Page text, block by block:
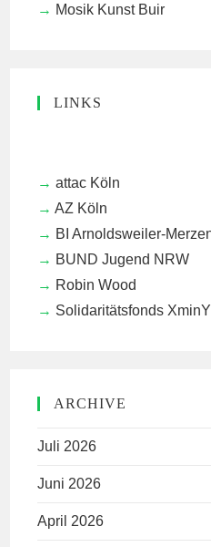
Mosik Kunst Buir
LINKS
attac Köln
AZ Köln
BI Arnoldsweiler-
BUND Jugend NRW
Robin Wood
Solidaritätsfonds XminY
ARCHIVE
Juli 2026
Juni 2026
April 2026